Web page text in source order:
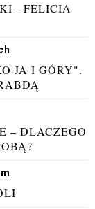
- FELICIA
JA I GÓRY".
– DLACZEGO